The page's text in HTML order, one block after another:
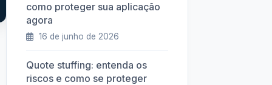
como proteger sua aplicação
agora
16 de junho de 2026
Quote stuffing: entenda os
riscos e como se proteger